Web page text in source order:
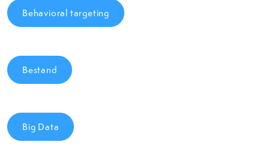
Behavioral targeting
Bestand
Big Data